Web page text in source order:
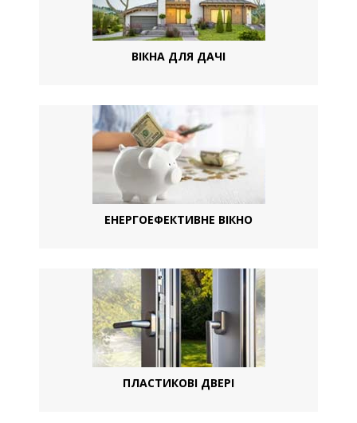
ВІКНА ДЛЯ ДАЧІ
ЕНЕРГОЕФЕКТИВНЕ ВІКНО
ПЛАСТИКОВІ ДВЕРІ